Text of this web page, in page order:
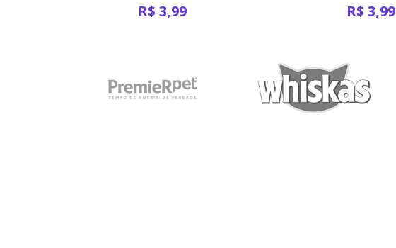
R$ 3,99 R$ 3,99